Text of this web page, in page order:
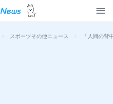
> スポーツその他ニュース > 「人間の